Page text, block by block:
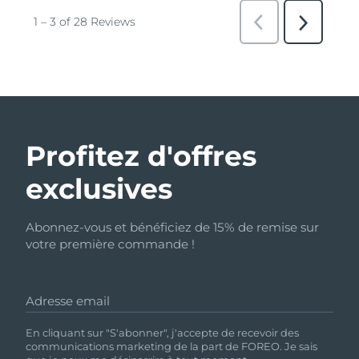
Profitez d'offres
exclusives
Abonnez-vous et bénéficiez de 15% de remise sur
votre première commande !
Adresse email
En cliquant sur "S'abonner", j'accepte de recevoir des
communications marketing de la part de FOREO. Je sais